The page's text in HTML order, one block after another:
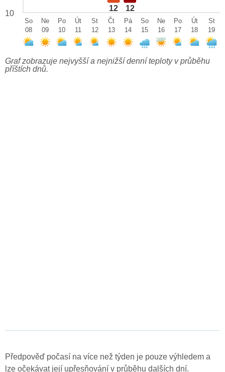
12 12
10
So
08
Ne
09
Po
10
Út
11
St
12
Čt
13
Pá
14
So
15
Ne
16
Po
17
Út
18
St
19
Graf zobrazuje nejvyšší a nejnižší denní teploty v průběhu
příštích dnů.
Předpověď počasí na více než týden je pouze výhledem a
lze očekávat její upřesňování v průběhu dalších dní.